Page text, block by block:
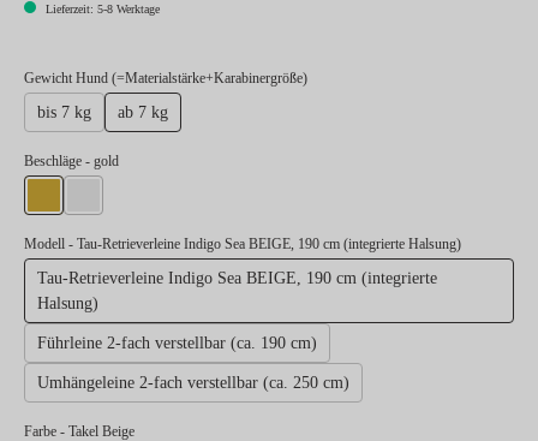
Lieferzeit: 5-8 Werktage
Gewicht Hund (=Materialstärke+Karabinergröße)auswählen
bis 7 kg ab 7 kg
Beschlägeauswählen
- gold
Modell - Tau-Retrieverleine Indigo Sea BEIGE, 190 cm (integrierte Halsung)
Tau-Retrieverleine Indigo Sea BEIGE, 190 cm (integrierte
Halsung)
Führleine 2-fach verstellbar (ca. 190 cm)
Umhängeleine 2-fach verstellbar (ca. 250 cm)
Farbe - Takel Beige